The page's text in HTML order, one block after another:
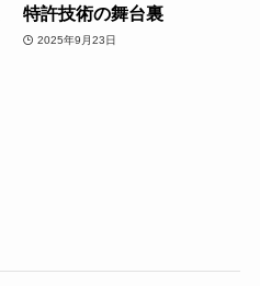
特許技術の舞台裏
2025年9月23日